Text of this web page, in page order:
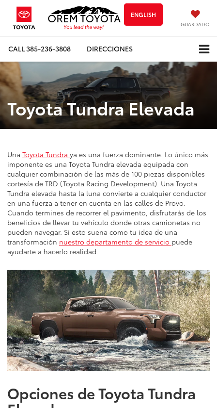
ENGLISH
GUARDADO
CALL385-236-3808 DIRECCIONES
Toyota Tundra Elevada
Una Toyota Tundra ya es una fuerza dominante. Lo único más
imponente es una Toyota Tundra elevada equipada con
cualquier combinación de las más de 100 piezas disponibles
cortesía de TRD (Toyota Racing Development). Una Toyota
Tundra elevada hasta la luna convierte a cualquier conductor
en una fuerza a tener en cuenta en las calles de Provo.
Cuando termines de recorrer el pavimento, disfrutarás de los
beneficios de llevar tu vehículo donde otras camionetas no
pueden navegar. Si esto suena como tu idea de una
transformación nuestro departamento de servicio puede
ayudarte a hacerlo realidad.
Opciones de Toyota Tundra